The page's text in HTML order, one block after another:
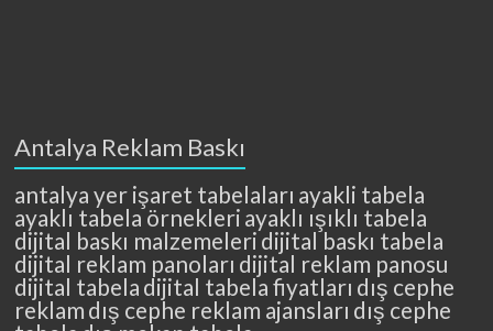
Antalya Reklam Baskı
antalya yer işaret tabelaları ayakli tabela
ayaklı tabela örnekleri ayaklı ışıklı tabela
dijital baskı malzemeleridijital baskı tabela
dijital reklam panoları dijital reklam panosu
dijital tabela dijital tabela fiyatları dış cephe
reklam dış cephe reklam ajansları dış cephe